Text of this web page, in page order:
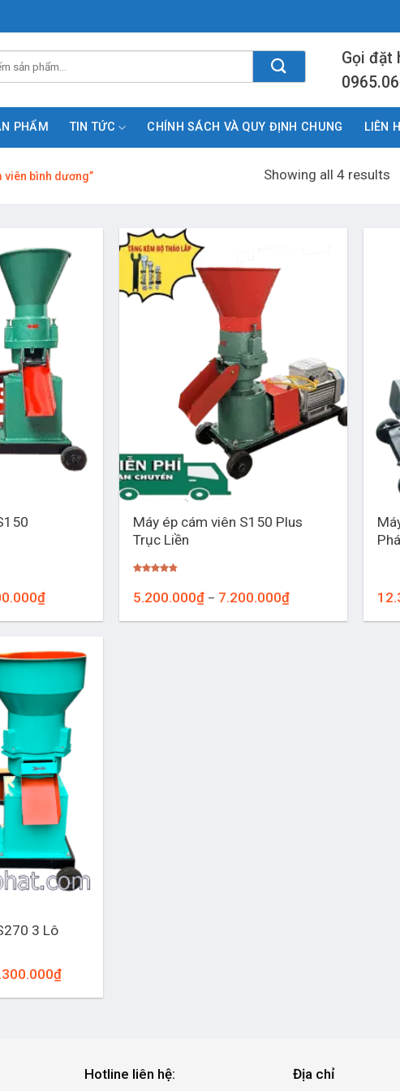
Gọi đặt
PHẨM TIN TỨC CHÍNH SÁCH VÀ QUY ĐỊNH CHUNG LIÊN
viên bình dương” Showing all 4 results
₫Khoảng
từ
7.900.000₫
Máy ép cám viên S150 Plus
Trục Liền
5 sao
5.200.000₫ – 7.200.000₫Khoảng
từ
3 Lô
₫Khoảng
từ
Hotline liên hệ: Địa chỉ